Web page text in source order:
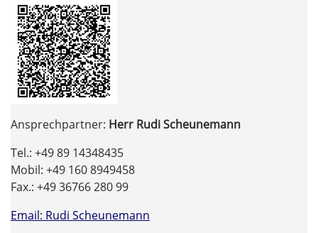
Ansprechpartner: Herr Rudi Scheunemann
Tel.: +49 89 14348435
Mobil: +49 160 8949458
Fax.: +49 36766 280 99
Email: Rudi Scheunemann